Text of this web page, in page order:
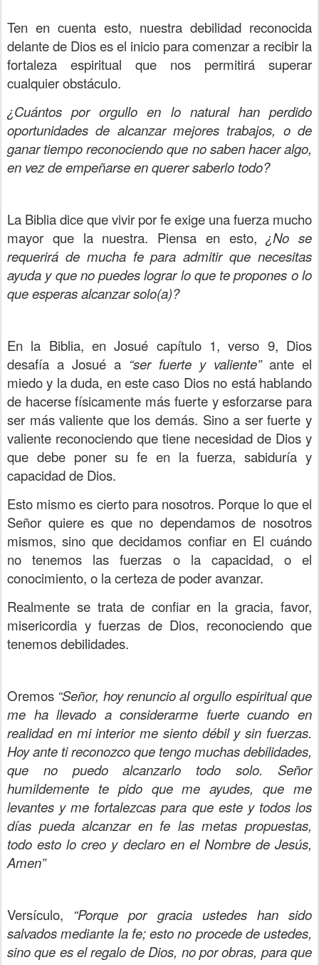
Ten en cuenta esto, nuestra debilidad reconocida
delante de Dios es el inicio para comenzar a recibir la
fortaleza espiritual que nos permitirá superar
cualquier obstáculo.
¿Cuántos por orgullo en lo natural han perdido
oportunidades de alcanzar mejores trabajos, o de
ganar tiempo reconociendo que no saben hacer algo,
en vez de empeñarse en querer saberlo todo?
La Biblia dice que vivir por fe exige una fuerza mucho
mayor que la nuestra. Piensa en esto,¿No se
requerirá de mucha fe para admitir que necesitas
ayuda y que no puedes lograr lo que te propones o lo
que esperas alcanzar solo(a)?
En la Biblia, en Josué capítulo 1, verso 9, Dios
desafía a Josué a “ser fuerte y valiente”ante el
miedo y la duda, en este caso Dios no está hablando
de hacerse físicamente más fuerte y esforzarse para
ser más valiente que los demás. Sino a ser fuerte y
valiente reconociendo que tiene necesidad de Dios y
que debe poner su fe en la fuerza, sabiduría y
capacidad de Dios.
Esto mismo es cierto para nosotros. Porque lo que el
Señor quiere es que no dependamos de nosotros
mismos, sino que decidamos confiar en El cuándo
no tenemos las fuerzas o la capacidad, o el
conocimiento, o la certeza de poder avanzar.
Realmente se trata de confiar en la gracia, favor,
misericordia y fuerzas de Dios, reconociendo que
tenemos debilidades.
Oremos “Señor, hoy renuncio al orgullo espiritual que
me ha llevado a considerarme fuerte cuando en
realidad en mi interior me siento débil y sin fuerzas.
Hoy ante ti reconozco que tengo muchas debilidades,
que no puedo alcanzarlo todo solo. Señor
humildemente te pido que me ayudes, que me
levantes y me fortalezcas para que este y todos los
días pueda alcanzar en fe las metas propuestas,
todo esto lo creo y declaro en el Nombre de Jesús,
Amen”
Versículo, “Porque por gracia ustedes han sido
salvados mediante la fe; esto no procede de ustedes,
sino que es el regalo de Dios, no por obras, para que